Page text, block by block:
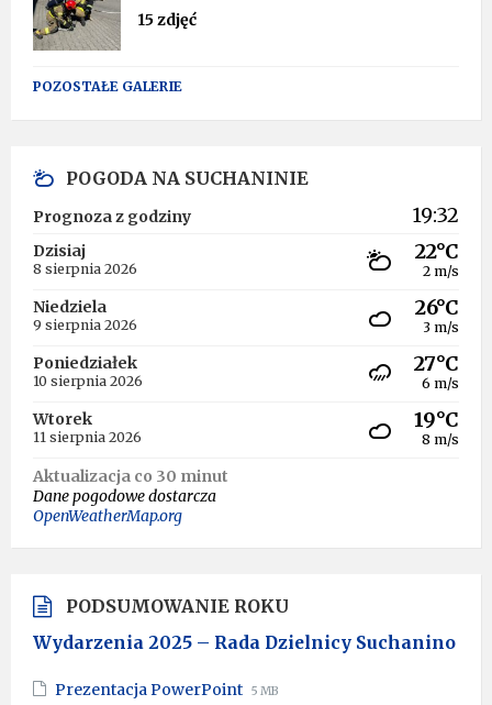
15 zdjęć
POZOSTAŁE GALERIE
POGODA NA SUCHANINIE
Prognoza z godziny 19:32
Dzisiaj
8 sierpnia 2026
22°C
2 m/s
Niedziela
9 sierpnia 2026
26°C
3 m/s
Poniedziałek
10 sierpnia 2026
27°C
6 m/s
Wtorek
11 sierpnia 2026
19°C
8 m/s
Aktualizacja co 30 minut
Dane pogodowe dostarcza
OpenWeatherMap.org
PODSUMOWANIE ROKU
Wydarzenia 2025 – Rada Dzielnicy Suchanino
Prezentacja PowerPoint File
File
5 MB